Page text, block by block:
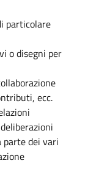
particolare
o disegni per
ecc.
parte dei vari